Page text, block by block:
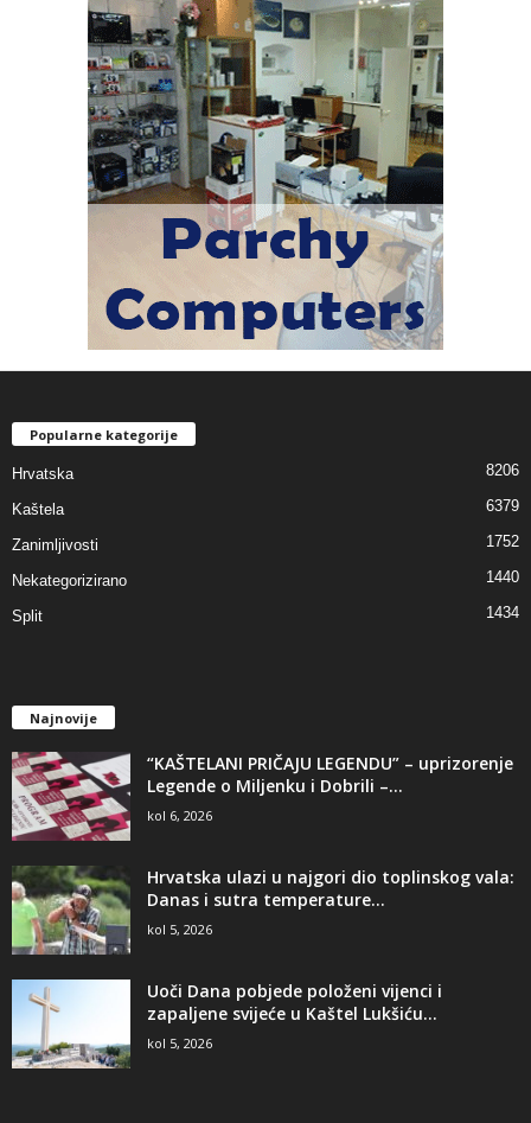
Popularne kategorije
Hrvatska 8206
Kaštela 6379
Zanimljivosti 1752
Nekategorizirano 1440
Split 1434
Najnovije
“KAŠTELANI PRIČAJU LEGENDU” – uprizorenje
Legende o Miljenku i Dobrili –...
kol 6, 2026
Hrvatska ulazi u najgori dio toplinskog vala:
Danas i sutra temperature...
kol 5, 2026
Uoči Dana pobjede položeni vijenci i
zapaljene svijeće u Kaštel Lukšiću...
kol 5, 2026